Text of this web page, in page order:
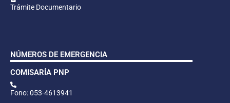
Trámite Documentario
NÚMEROS DE EMERGENCIA
COMISARÍA PNP
Fono: 053-4613941